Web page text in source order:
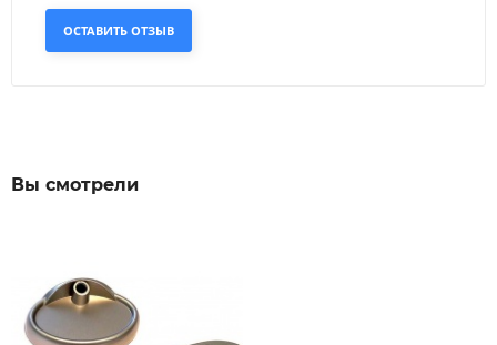
ОСТАВИТЬ ОТЗЫВ
Вы смотрели